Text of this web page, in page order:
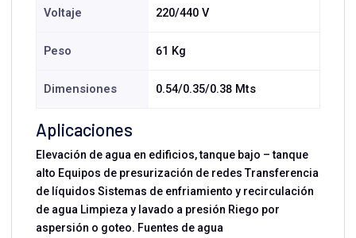
Voltaje 220/440 V
Peso 61 Kg
Dimensiones 0.54/0.35/0.38 Mts
Aplicaciones
Elevación de agua en edificios, tanque bajo – tanque
alto Equipos de presurización de redes Transferencia
de líquidos Sistemas de enfriamiento y recirculación
de agua Limpieza y lavado a presión Riego por
aspersión o goteo. Fuentes de agua